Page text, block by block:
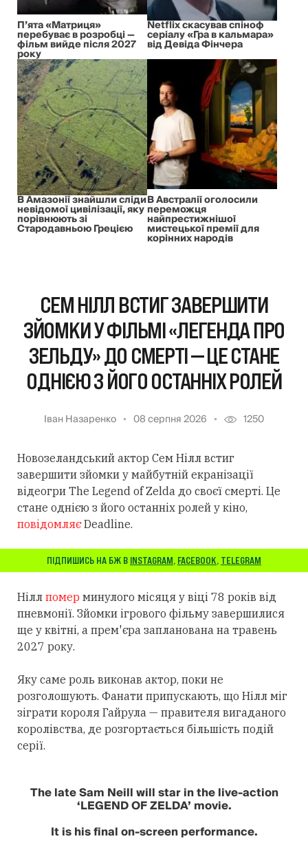
П’ята «Матриця»
перебуває в розробці —
фільм вийде після 2027
року
Netflix скасував спіноф
серіалу «Гра в кальмара»
від Девіда Фінчера
В Амазонії знайшли сліди
невідомої цивілізації, яку
порівнюють зі
Стародавньою Грецією
В Австралії оголосили
переможця
найпрестижнішої
мистецької премії для
корінних народів
СЕМ НІЛЛ ВСТИГ ЗАВЕРШИТИ
ЗЙОМКИ У ФІЛЬМІ «ЛЕГЕНДА ПРО
ЗЕЛЬДУ» ДО СМЕРТІ — ЦЕ СТАНЕ
ОДНІЄЮ З ЙОГО ОСТАННІХ РОЛЕЙ
Іван Назаренко 08 серпня 2026 1250
Новозеландський актор Сем Нілл встиг
завершити зйомки у майбутній екранізації
відеогри The Legend of Zelda до своєї смерті. Це
стане однією з його останніх ролей у кіно,
повідомляєDeadline.
ПІДПИШИСЬ НА БЖ В INSTAGRAM, FACEBOOK, TELEGRAM
Нілл помер минулого місяця у віці 78 років від
пневмонії. Зйомки ігрового фільму завершилися
ще у квітні, а прем'єра запланована на травень
2027 року.
Яку саме роль виконав актор, поки не
розголошують. Фанати припускають, що Нілл міг
зіграти короля Гайрула — правителя вигаданого
королівства, де розгортається більшість подій
серії.
The late Sam Neill will star in the live-action
‘LEGEND OF ZELDA’ movie.
It is his final on-screen performance.